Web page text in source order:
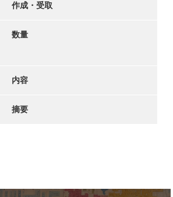
作成・受取
数量
内容
摘要